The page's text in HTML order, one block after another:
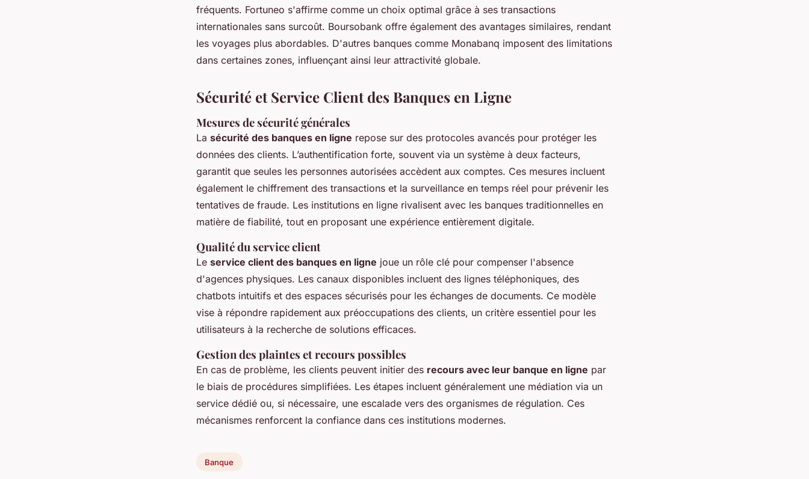
fréquents. Fortuneo s'affirme comme un choix optimal grâce à ses transactions
internationales sans surcoût. Boursobank offre également des avantages similaires, rendant
les voyages plus abordables. D'autres banques comme Monabanq imposent des limitations
dans certaines zones, influençant ainsi leur attractivité globale.
Sécurité et Service Client des Banques en Ligne
Mesures de sécurité générales
La sécurité des banques en ligne repose sur des protocoles avancés pour protéger les
données des clients. L’authentification forte, souvent via un système à deux facteurs,
garantit que seules les personnes autorisées accèdent aux comptes. Ces mesures incluent
également le chiffrement des transactions et la surveillance en temps réel pour prévenir les
tentatives de fraude. Les institutions en ligne rivalisent avec les banques traditionnelles en
matière de fiabilité, tout en proposant une expérience entièrement digitale.
Qualité du service client
Le service client des banques en ligne joue un rôle clé pour compenser l'absence
d'agences physiques. Les canaux disponibles incluent des lignes téléphoniques, des
chatbots intuitifs et des espaces sécurisés pour les échanges de documents. Ce modèle
vise à répondre rapidement aux préoccupations des clients, un critère essentiel pour les
utilisateurs à la recherche de solutions efficaces.
Gestion des plaintes et recours possibles
En cas de problème, les clients peuvent initier des recours avec leur banque en ligne par
le biais de procédures simplifiées. Les étapes incluent généralement une médiation via un
service dédié ou, si nécessaire, une escalade vers des organismes de régulation. Ces
mécanismes renforcent la confiance dans ces institutions modernes.
Banque